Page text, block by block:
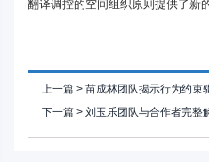
翻译调控的空间组织原则提供了新
上一篇 > 苗成林团队揭示行为约束
下一篇 > 刘玉乐团队与合作者完整解析广谱抗病植保